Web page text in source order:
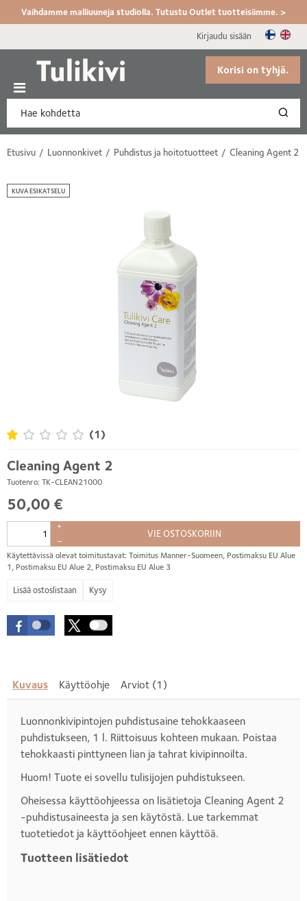
Vaihdamme malliuuneja studiolla. Tutustu Outlet tuotteisiimme. >
Kirjaudu sisään
Korisi on tyhjä.
Etusivu Luonnonkivet Puhdistus ja hoitotuotteet Cleaning Agent 2
Cleaning Agent 2
Tuotenro: TK-CLEAN21000
(1)
50,00 €
+
–
VIE OSTOSKORIIN
Käytettävissä olevat toimitustavat: Toimitus Manner-Suomeen, Postimaksu EU Alue
1, Postimaksu EU Alue 2, Postimaksu EU Alue 3
Kysy
KUVA ESIKATSELU
Kuvaus Käyttöohje Arviot (1)
Luonnonkivipintojen puhdistusaine tehokkaaseen
puhdistukseen, 1 l. Riittoisuus kohteen mukaan. Poistaa
tehokkaasti pinttyneen lian ja tahrat kivipinnoilta.
Huom! Tuote ei sovellu tulisijojen puhdistukseen.
Oheisessa käyttöohjeessa on lisätietoja Cleaning Agent 2
-puhdistusaineesta ja sen käytöstä. Lue tarkemmat
tuotetiedot ja käyttöohjeet ennen käyttöä.
Tuotteen lisätiedot